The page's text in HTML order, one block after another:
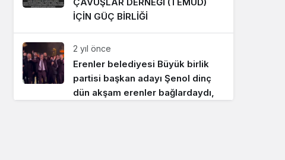
İÇİN GÜÇ BİRLİĞİ
2 yıl önce
Erenler belediyesi Büyük birlik
partisi başkan adayı Şenol dinç
dün akşam erenler bağlardaydı,